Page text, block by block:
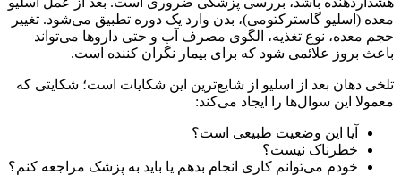
معده (اسلیو گاسترکتومی)، بدن وارد یک دوره تطبیق می‌شود. تغییر
حجم معده، نوع تغذیه، الگوی مصرف آب و حتی داروها می‌تواند
باعث بروز علائمی شود که برای بیمار نگران‌ کننده است.
تلخی دهان بعد از اسلیو از شایع‌ترین این شکایات است؛ شکایتی که
معمولا این سوال‌ها را ایجاد می‌کند:
آیا این وضعیت طبیعی است؟
خطرناک نیست؟
خودم می‌توانم کاری انجام بدهم یا باید به پزشک مراجعه کنم؟